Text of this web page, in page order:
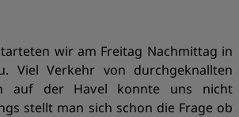
wir am Freitag Nachmittag in
Viel Verkehr von durchgeknallten
auf der Havel konnte uns nicht
stellt man sich schon die Frage ob